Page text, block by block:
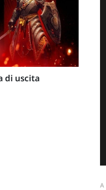
di uscita